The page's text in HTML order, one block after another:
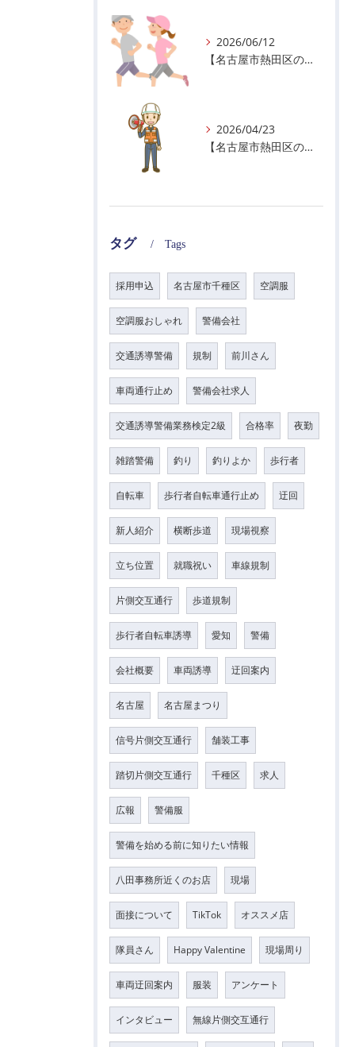
2026/06/12
【名古屋市熱田区の警備会社】暑熱順化で熱中症対策を！
2026/04/23
【名古屋市熱田区の警備会社】GWの面接状況について！
タグ Tags
採用申込 名古屋市千種区 空調服
空調服おしゃれ 警備会社
交通誘導警備 規制 前川さん
車両通行止め 警備会社求人
交通誘導警備業務検定2級 合格率 夜勤
雑踏警備 釣り 釣りよか 歩行者
自転車 歩行者自転車通行止め 迂回
新人紹介 横断歩道 現場視察
立ち位置 就職祝い 車線規制
片側交互通行 歩道規制
歩行者自転車誘導 愛知 警備
会社概要 車両誘導 迂回案内
名古屋 名古屋まつり
信号片側交互通行 舗装工事
踏切片側交互通行 千種区 求人
広報 警備服
警備を始める前に知りたい情報
八田事務所近くのお店 現場
面接について TikTok オススメ店
隊員さん Happy Valentine 現場周り
車両迂回案内 服装 アンケート
インタビュー 無線片側交互通行